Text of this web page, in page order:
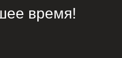
время!